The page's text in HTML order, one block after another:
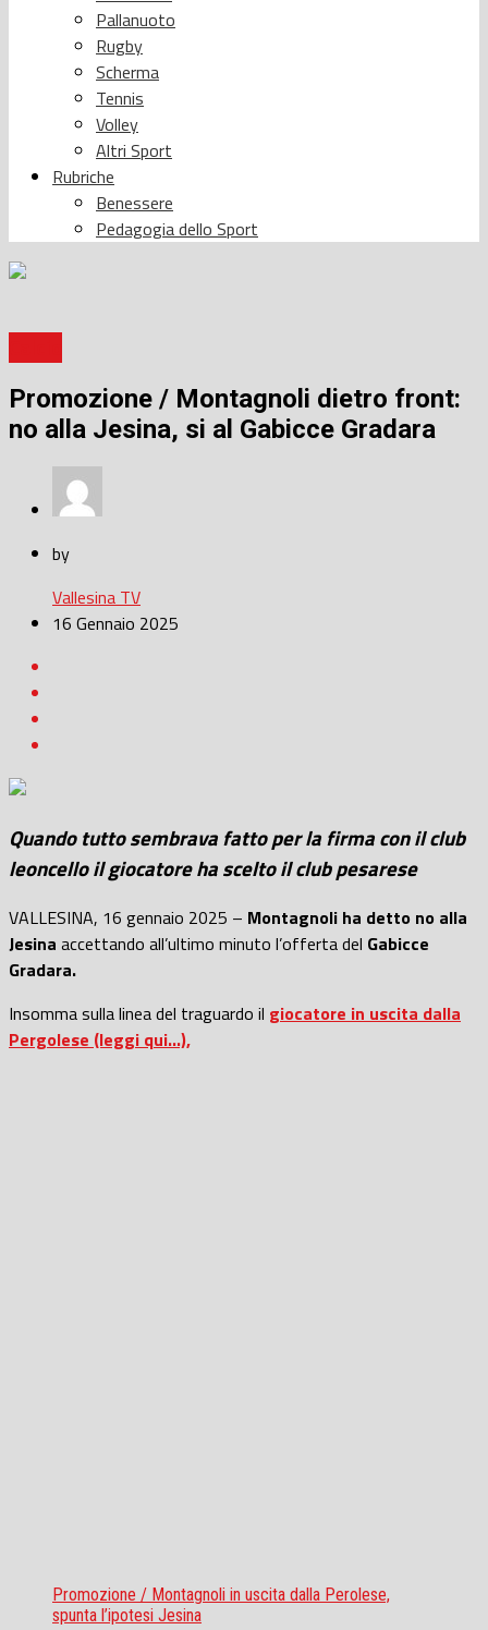
Pallanuoto
Rugby
Scherma
Tennis
Volley
Altri Sport
Rubriche
Benessere
Pedagogia dello Sport
Promozione / Montagnoli dietro front:
no alla Jesina, si al Gabicce Gradara
by
Vallesina TV
16 Gennaio 2025
Quando tutto sembrava fatto per la firma con il club
leoncello il giocatore ha scelto il club pesarese
VALLESINA, 16 gennaio 2025 – Montagnoli ha detto no alla
Jesina accettando all’ultimo minuto l’offerta del Gabicce
Gradara.
Insomma sulla linea del traguardo il giocatore in uscita dalla
Pergolese (leggi qui…),
Promozione / Montagnoli in uscita dalla Perolese,
spunta l’ipotesi Jesina